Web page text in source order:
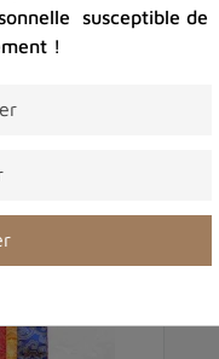
susceptible de
!